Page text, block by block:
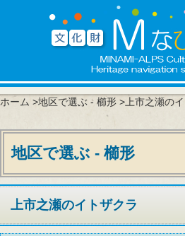
ホーム >地区で選ぶ - 櫛形 >上市之瀬の
地区で選ぶ - 櫛形
上市之瀬のイトザクラ